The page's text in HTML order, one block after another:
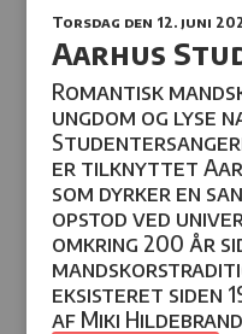
Torsdag den 12. juni
Aarhus
Romantisk
ungdom og lyse
er tilknyttet
som dyrker en
opstod ved
omkring 200 år
eksisteret siden
af Miki